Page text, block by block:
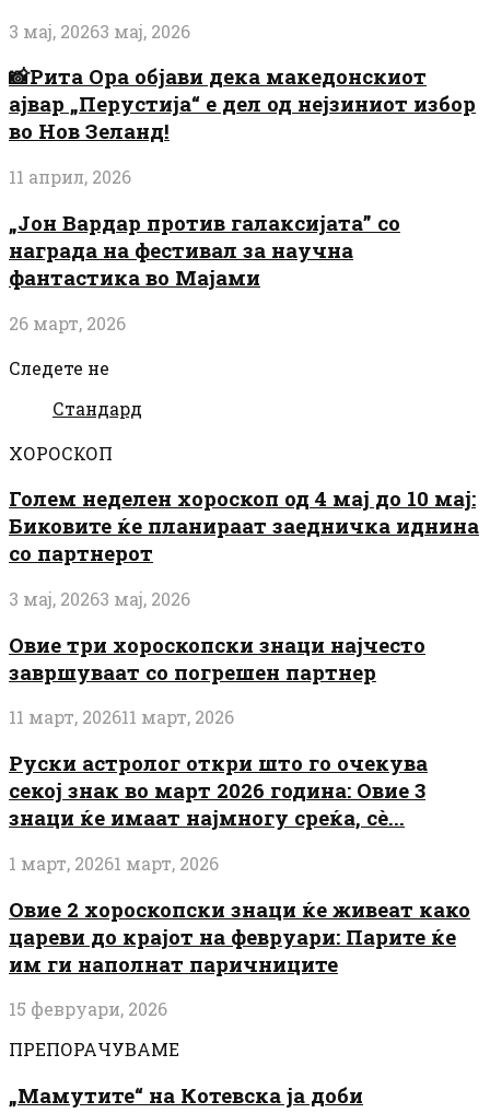
3 мај, 20263 мај, 2026
📸Рита Ора објави дека македонскиот
ајвар „Перустија“ е дел од нејзиниот избор
во Нов Зеланд!
11 април, 2026
„Јон Вардар против галаксијата” со
награда на фестивал за научна
фантастика во Мајами
26 март, 2026
Следете не
Стандард
ХОРОСКОП
Голем неделен хороскоп од 4 мај до 10 мај:
Биковите ќе планираат заедничка иднина
со партнерот
3 мај, 20263 мај, 2026
Овие три хороскопски знаци најчесто
завршуваат со погрешен партнер
11 март, 202611 март, 2026
Руски астролог откри што го очекува
секој знак во март 2026 година: Овие 3
знаци ќе имаат најмногу среќа, сè...
1 март, 20261 март, 2026
Овие 2 хороскопски знаци ќе живеат како
цареви до крајот на февруари: Парите ќе
им ги наполнат паричниците
15 февруари, 2026
ПРЕПОРАЧУВАМЕ
„Мамутите“ на Котевска ја доби